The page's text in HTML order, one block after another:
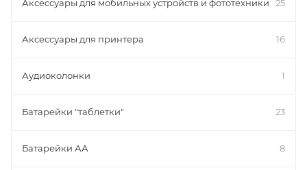
Аксессуары для мобильных устройств и фототехники 25
Аксессуары для принтера 16
Аудиоколонки 1
Батарейки "таблетки" 23
Батарейки АА 8